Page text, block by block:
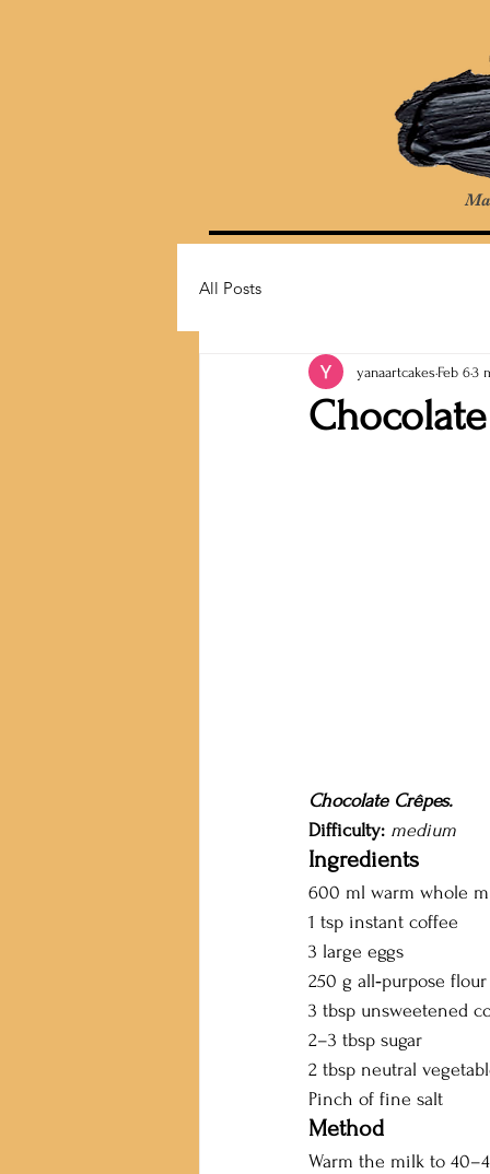
All Posts
yanaartcakes Feb 63
Chocolate Crêpes.
Difficulty: medium
Ingredients
600 ml warm whole
1 tsp instant coffee
3 large eggs
250 g all‑purpose flour
3 tbsp unsweetened
2–3 tbsp sugar
2 tbsp neutral
Pinch of fine salt
Method
Warm the milk to